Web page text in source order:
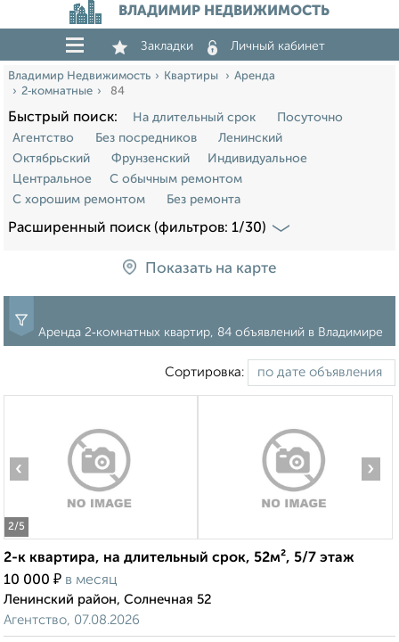
ВЛАДИМИР НЕДВИЖИМОСТЬ
Закладки Личный кабинет
Владимир Недвижимость Квартиры
Аренда
2‑комнатные
84
Быстрый поиск: На длительный срок
Посуточно
Агентство
Без посредников
Ленинский
Октябрьский
Фрунзенский
Индивидуальное
Центральное
С обычным ремонтом
С хорошим ремонтом
Без ремонта
Расширенный поиск (фильтров: 1/30)
Показать на карте
Аренда 2‑комнатных квартир, 84 объявлений в Владимире
Сортировка:
2/5
‹ ›
2-к квартира, на длительный срок, 52м², 5/7 этаж
10 000 ₽ в месяц
Ленинский район, Солнечная 52
Агентство, 07.08.2026